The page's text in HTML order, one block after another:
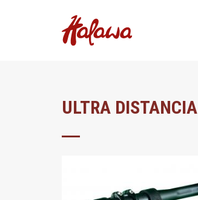
ULTRA DISTANCIA